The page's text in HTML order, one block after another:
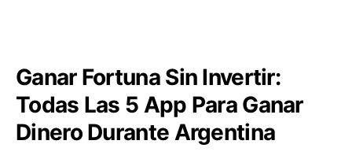
Ganar Fortuna Sin Invertir:
Todas Las 5 App Para Ganar
Dinero Durante Argentina